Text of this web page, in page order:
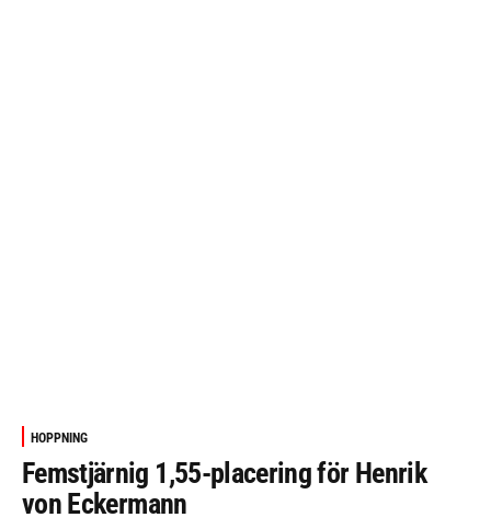
HOPPNING
Femstjärnig 1,55-placering för Henrik
von Eckermann